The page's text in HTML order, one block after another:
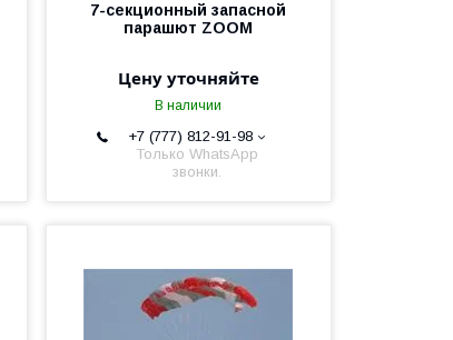
7-секционный запасной
парашют ZOOM
Цену уточняйте
В наличии
+7 (777) 812-91-98
Только WhatsApp
звонки.